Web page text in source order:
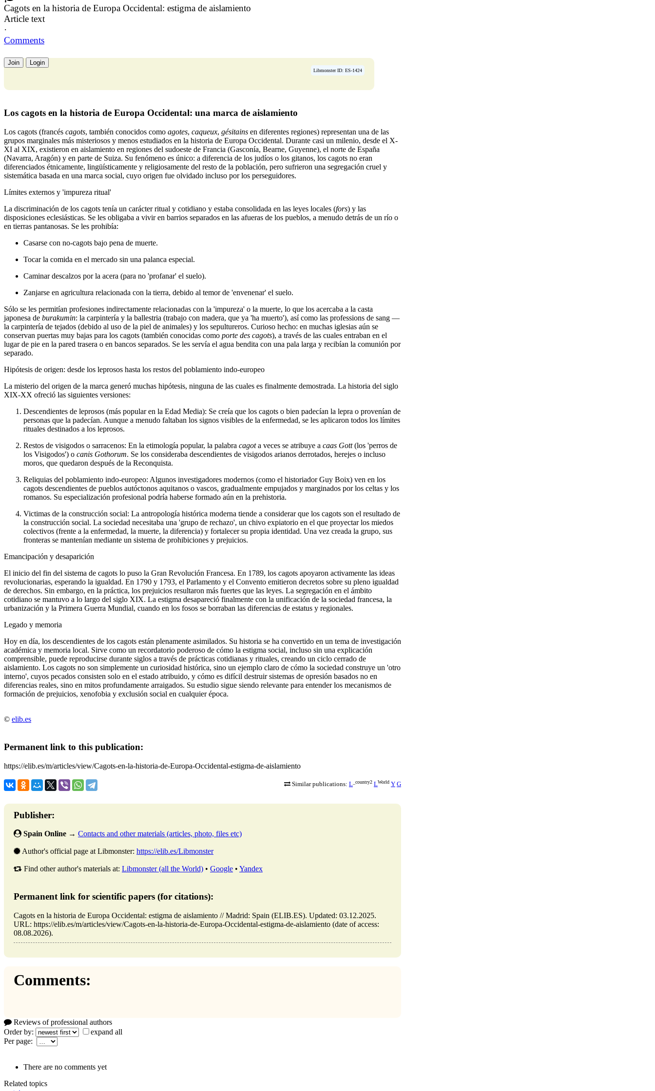
Cagots en la historia de Europa Occidental: estigma de aislamiento
Article text
·
Comments
Join Login
Libmonster ID: ES-1424
Los cagots en la historia de Europa Occidental: una marca de aislamiento
Los cagots (francés cagots, también conocidos como agotes, caqueux, gésitains en diferentes regiones) representan una de las
grupos marginales más misteriosos y menos estudiados en la historia de Europa Occidental. Durante casi un milenio, desde el X-
XI al XIX, existieron en aislamiento en regiones del sudoeste de Francia (Gasconía, Bearne, Guyenne), el norte de España
(Navarra, Aragón) y en parte de Suiza. Su fenómeno es único: a diferencia de los judíos o los gitanos, los cagots no eran
diferenciados étnicamente, lingüísticamente y religiosamente del resto de la población, pero sufrieron una segregación cruel y
sistemática basada en una marca social, cuyo origen fue olvidado incluso por los perseguidores.
Límites externos y 'impureza ritual'
La discriminación de los cagots tenía un carácter ritual y cotidiano y estaba consolidada en las leyes locales (fors) y las
disposiciones eclesiásticas. Se les obligaba a vivir en barrios separados en las afueras de los pueblos, a menudo detrás de un río o
en tierras pantanosas. Se les prohibía:
Casarse con no-cagots bajo pena de muerte.
Tocar la comida en el mercado sin una palanca especial.
Caminar descalzos por la acera (para no 'profanar' el suelo).
Zanjarse en agricultura relacionada con la tierra, debido al temor de 'envenenar' el suelo.
Sólo se les permitían profesiones indirectamente relacionadas con la 'impureza' o la muerte, lo que los acercaba a la casta
japonesa de burakumin: la carpintería y la ballestria (trabajo con madera, que ya 'ha muerto'), así como las professions de sang —
la carpintería de tejados (debido al uso de la piel de animales) y los sepultureros. Curioso hecho: en muchas iglesias aún se
conservan puertas muy bajas para los cagots (también conocidas como porte des cagots), a través de las cuales entraban en el
lugar de pie en la pared trasera o en bancos separados. Se les servía el agua bendita con una pala larga y recibían la comunión por
separado.
Hipótesis de origen: desde los leprosos hasta los restos del poblamiento indo-europeo
La misterio del origen de la marca generó muchas hipótesis, ninguna de las cuales es finalmente demostrada. La historia del siglo
XIX-XX ofreció las siguientes versiones:
Descendientes de leprosos (más popular en la Edad Media): Se creía que los cagots o bien padecían la lepra o provenían de
personas que la padecían. Aunque a menudo faltaban los signos visibles de la enfermedad, se les aplicaron todos los límites
rituales destinados a los leprosos.
Restos de visigodos o sarracenos: En la etimología popular, la palabra cagota veces se atribuye a caas Gott(los 'perros de
los Visigodos') o canis Gothorum. Se los consideraba descendientes de visigodos arianos derrotados, herejes o incluso
moros, que quedaron después de la Reconquista.
Reliquias del poblamiento indo-europeo: Algunos investigadores modernos (como el historiador Guy Boix) ven en los
cagots descendientes de pueblos autóctonos aquitanos o vascos, gradualmente empujados y marginados por los celtas y los
romanos. Su especialización profesional podría haberse formado aún en la prehistoria.
Victimas de la construcción social: La antropología histórica moderna tiende a considerar que los cagots son el resultado de
la construcción social. La sociedad necesitaba una 'grupo de rechazo', un chivo expiatorio en el que proyectar los miedos
colectivos (frente a la enfermedad, la muerte, la diferencia) y fortalecer su propia identidad. Una vez creada la grupo, sus
fronteras se mantenían mediante un sistema de prohibiciones y prejuicios.
Emancipación y desaparición
El inicio del fin del sistema de cagots lo puso la Gran Revolución Francesa. En 1789, los cagots apoyaron activamente las ideas
revolucionarias, esperando la igualdad. En 1790 y 1793, el Parlamento y el Convento emitieron decretos sobre su pleno igualdad
de derechos. Sin embargo, en la práctica, los prejuicios resultaron más fuertes que las leyes. La segregación en el ámbito
cotidiano se mantuvo a lo largo del siglo XIX. La estigma desapareció finalmente con la unificación de la sociedad francesa, la
urbanización y la Primera Guerra Mundial, cuando en los fosos se borraban las diferencias de estatus y regionales.
Legado y memoria
Hoy en día, los descendientes de los cagots están plenamente asimilados. Su historia se ha convertido en un tema de investigación
académica y memoria local. Sirve como un recordatorio poderoso de cómo la estigma social, incluso sin una explicación
comprensible, puede reproducirse durante siglos a través de prácticas cotidianas y rituales, creando un ciclo cerrado de
aislamiento. Los cagots no son simplemente un curiosidad histórica, sino un ejemplo claro de cómo la sociedad construye un 'otro
interno', cuyos pecados consisten solo en el estado atribuido, y cómo es difícil destruir sistemas de opresión basados no en
diferencias reales, sino en mitos profundamente arraigados. Su estudio sigue siendo relevante para entender los mecanismos de
formación de prejuicios, xenofobia y exclusión social en cualquier época.
© elib.es
Permanent link to this publication:
https://elib.es/m/articles/view/Cagots-en-la-historia-de-Europa-Occidental-estigma-de-aislamiento
Similar publications: L _country2 LWorld Y G
Publisher:
Spain Online → Contacts and other materials (articles, photo, files etc)
Author's official page at Libmonster: https://elib.es/Libmonster
Find other author's materials at: Libmonster (all the World) • Google • Yandex
Permanent link for scientific papers (for citations):
Cagots en la historia de Europa Occidental: estigma de aislamiento // Madrid: Spain (ELIB.ES). Updated: 03.12.2025.
URL: https://elib.es/m/articles/view/Cagots-en-la-historia-de-Europa-Occidental-estigma-de-aislamiento (date of access:
08.08.2026).
Comments:
Reviews of professional authors
Order by:
expand all
Per page:
There are no comments yet
Related topics